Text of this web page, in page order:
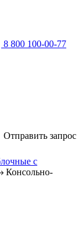
8 800 100-00-77
Отправить запрос
с
Консольно-